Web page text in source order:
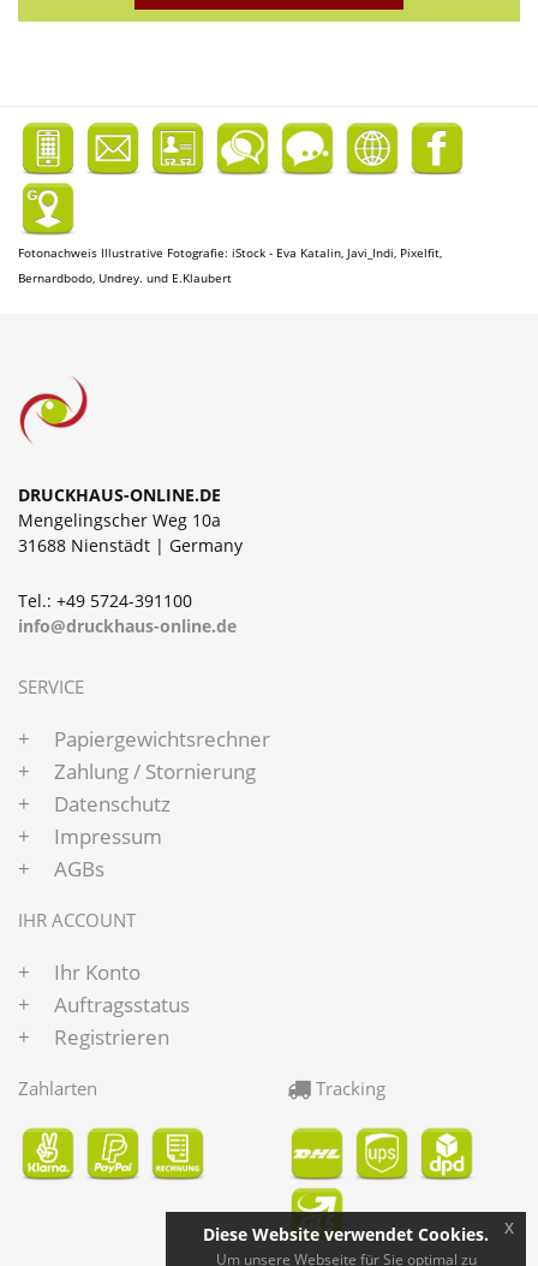
Fotonachweis Illustrative Fotografie: iStock - Eva Katalin, Javi_Indi, Pixelfit,
Bernardbodo, Undrey. und E.Klaubert
DRUCKHAUS-ONLINE.DE
Mengelingscher Weg 10a
31688 Nienstädt | Germany
Tel.: +49 5724-391100
info@druckhaus-online.de
SERVICE
Papiergewichtsrechner
Zahlung / Stornierung
Datenschutz
Impressum
AGBs
IHR ACCOUNT
Ihr Konto
Auftragsstatus
Registrieren
Zahlarten Tracking
Diese Website verwendet Cookies.
Um unsere Webseite für Sie optimal zu
x